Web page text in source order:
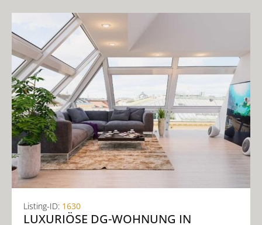
Listing-ID: 1630
LUXURIÖSE DG-WOHNUNG IN